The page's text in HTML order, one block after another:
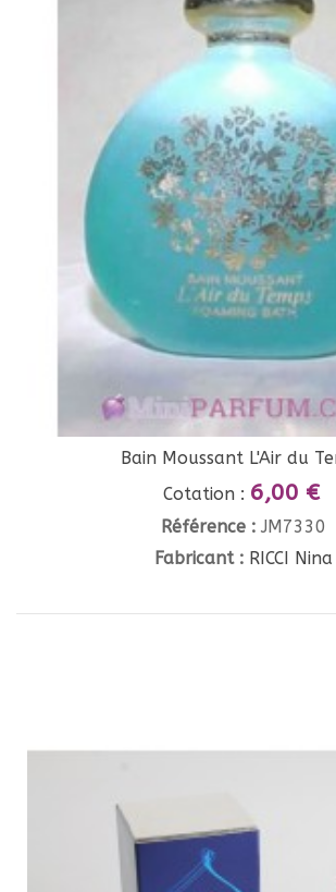
Bain Moussant L'Air du
Cotation : 6,00 €
Référence : JM7330
Fabricant : RICCI Nina